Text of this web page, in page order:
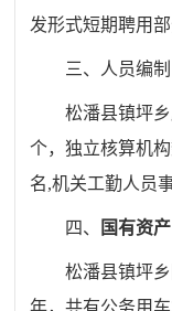
发形式短期聘用
三、人员编制
松潘县镇坪乡
个，独立核算机
名,机关工勤人员
四、 国有资
松潘县镇坪乡
年，共有公务用车